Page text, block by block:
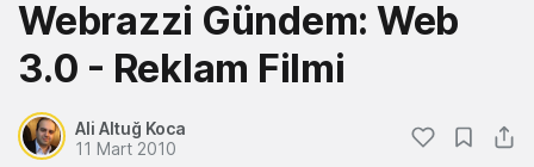
Webrazzi Gündem: Web
3.0 - Reklam Filmi
Ali Altuğ Koca
11 Mart 2010